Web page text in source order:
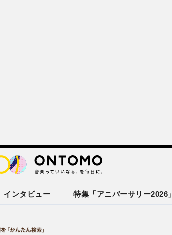
インタビュー 特集「アニバーサリー2026」